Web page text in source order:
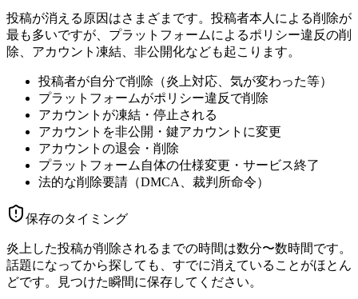
投稿が消える原因はさまざまです。投稿者本人による削除が
最も多いですが、プラットフォームによるポリシー違反の削
除、アカウント凍結、非公開化なども起こります。
投稿者が自分で削除（炎上対応、気が変わった等）
プラットフォームがポリシー違反で削除
アカウントが凍結・停止される
アカウントを非公開・鍵アカウントに変更
アカウントの退会・削除
プラットフォーム自体の仕様変更・サービス終了
法的な削除要請（DMCA、裁判所命令）
保存のタイミング
炎上した投稿が削除されるまでの時間は数分〜数時間です。
話題になってから探しても、すでに消えていることがほとん
どです。見つけた瞬間に保存してください。